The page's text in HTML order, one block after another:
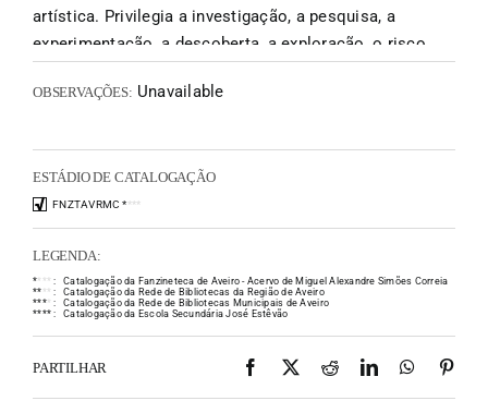
artística. Privilegia a investigação, a pesquisa, a
experimentação, a descoberta, a exploração, o risco…
publicação independente e a auto-edição de projetos
escola. Este é o número zero do Laboratório Plano.
Resultou de um convite feito pelo PNA do AEJE ao
designer Miguel Correia (antigo aluno desta escola,
responsável pela Zine City e editor do fanzine
Ultraviolenta) para uma primeira atividade de
sensibilização dos alunos para o universo da edição
independente de material gráfico. A turma do 11H criou
e ofereceu ao Miguel Correia um conjunto de stencils
que, posteriormente, foram por ele escolhidos para dar
forma à edição #17 da sua publicação. E num processo
OBSERVAÇÕES: Unavailable
ESTÁDIO DE CATALOGAÇÃO
FNZTAVRMC ****
LEGENDA:
** * * :
Catalogação da Fanzineteca de Aveiro - Acervo de Miguel Alexandre Simões Correia
** * * :
Catalogação da Rede de Bibliotecas da Região de Aveiro
**** :
Catalogação da Rede de Bibliotecas Municipais de Aveiro
**** : Catalogação da Escola Secundária José Estêvão
PARTILHAR Facebook
X RedditLinkedIn